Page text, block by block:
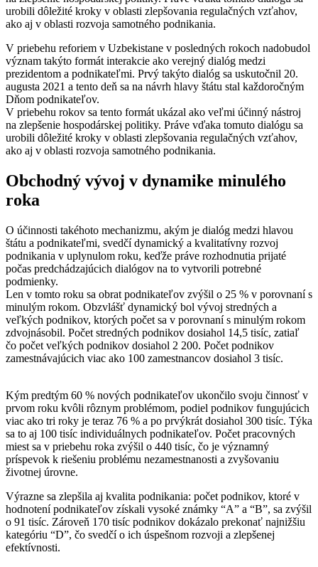
urobili dôležité kroky v oblasti zlepšovania regulačných vzťahov,
ako aj v oblasti rozvoja samotného podnikania.
V priebehu reforiem v Uzbekistane v posledných rokoch nadobudol
význam takýto formát interakcie ako verejný dialóg medzi
prezidentom a podnikateľmi. Prvý takýto dialóg sa uskutočnil 20.
augusta 2021 a tento deň sa na návrh hlavy štátu stal každoročným
Dňom podnikateľov.
V priebehu rokov sa tento formát ukázal ako veľmi účinný nástroj
na zlepšenie hospodárskej politiky. Práve vďaka tomuto dialógu sa
urobili dôležité kroky v oblasti zlepšovania regulačných vzťahov,
ako aj v oblasti rozvoja samotného podnikania.
Obchodný vývoj v dynamike minulého
roka
O účinnosti takéhoto mechanizmu, akým je dialóg medzi hlavou
štátu a podnikateľmi, svedčí dynamický a kvalitatívny rozvoj
podnikania v uplynulom roku, keďže práve rozhodnutia prijaté
počas predchádzajúcich dialógov na to vytvorili potrebné
podmienky.
Len v tomto roku sa obrat podnikateľov zvýšil o 25 % v porovnaní s
minulým rokom. Obzvlášť dynamický bol vývoj stredných a
veľkých podnikov, ktorých počet sa v porovnaní s minulým rokom
zdvojnásobil. Počet stredných podnikov dosiahol 14,5 tisíc, zatiaľ
čo počet veľkých podnikov dosiahol 2 200. Počet podnikov
zamestnávajúcich viac ako 100 zamestnancov dosiahol 3 tisíc.
Kým predtým 60 % nových podnikateľov ukončilo svoju činnosť v
prvom roku kvôli rôznym problémom, podiel podnikov fungujúcich
viac ako tri roky je teraz 76 % a po prvýkrát dosiahol 300 tisíc. Týka
sa to aj 100 tisíc individuálnych podnikateľov. Počet pracovných
miest sa v priebehu roka zvýšil o 440 tisíc, čo je významný
príspevok k riešeniu problému nezamestnanosti a zvyšovaniu
životnej úrovne.
Výrazne sa zlepšila aj kvalita podnikania: počet podnikov, ktoré v
hodnotení podnikateľov získali vysoké známky “A” a “B”, sa zvýšil
o 91 tisíc. Zároveň 170 tisíc podnikov dokázalo prekonať najnižšiu
kategóriu “D”, čo svedčí o ich úspešnom rozvoji a zlepšenej
efektívnosti.